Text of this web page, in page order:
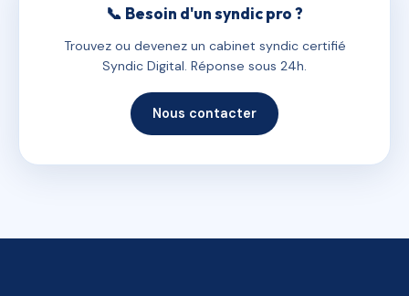
📞 Besoin d'un syndic pro ?
Trouvez ou devenez un cabinet syndic certifié
Syndic Digital. Réponse sous 24h.
Nous contacter